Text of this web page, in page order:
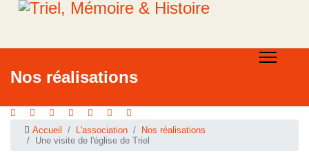
Nos réalisations
Accueil L'association
Nos réalisations
Une visite de l'église de Triel